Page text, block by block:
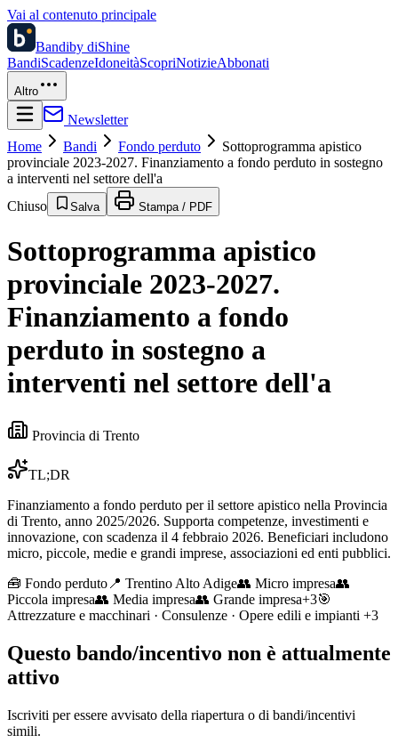
Vai al contenuto principale
Bandiby diShine
BandiScadenzeIdoneitàScopriNotizieAbbonati
Altro
Newsletter
Home
Bandi Fondo perduto
Sottoprogramma apistico
provinciale 2023-2027. Finanziamento a fondo perduto in sostegno
a interventi nel settore dell'a
Chiuso
Salva Stampa / PDF
Sottoprogramma apistico
provinciale 2023-2027.
Finanziamento a fondo
perduto in sostegno a
interventi nel settore dell'a
Provincia di Trento
TL;DR
Finanziamento a fondo perduto per il settore apistico nella Provincia
di Trento, anno 2025/2026. Supporta competenze, investimenti e
innovazione, con scadenza il 4 febbraio 2026. Beneficiari includono
micro, piccole, medie e grandi imprese, associazioni ed enti pubblici.
🧰 Fondo perduto 📍 Trentino Alto Adige👥 Micro impresa👥
Piccola impresa👥 Media impresa👥 Grande impresa+3🎯
Attrezzature e macchinari · Consulenze · Opere edili e impianti +3
Questo bando/incentivo non è attualmente
attivo
Iscriviti per essere avvisato della riapertura o di bandi/incentivi
simili.